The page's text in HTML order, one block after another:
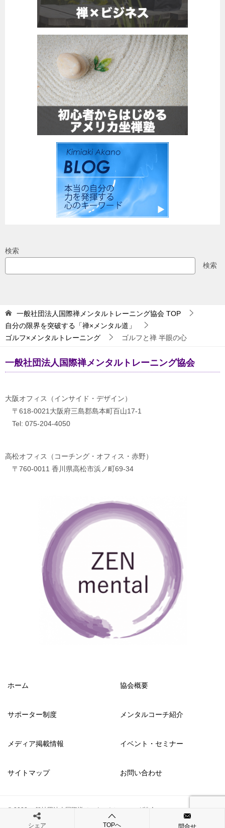
検索
検索
一般社団法人国際禅メンタルトレーニング協会 TOP
自分の限界を突破する「禅×メンタル道」
ゴルフ×メンタルトレーニング
ゴルフと禅 半眼の心
一般社団法人国際禅メンタルトレーニング協会
大阪オフィス（インサイド・デザイン）
〒618-0021大阪府三島郡島本町百山17-1
Tel: 075-204-4050
高松オフィス（コーチング・オフィス・赤野）
〒760-0011 香川県高松市浜ノ町69-34
ホーム 協会概要
サポーター制度 メンタルコーチ紹介
メディア掲載情報 イベント・セミナー
サイトマップ お問い合わせ
© 2023 一般社団法人国際禅メンタルトレーニング協会
シェア TOPへ 問合せ